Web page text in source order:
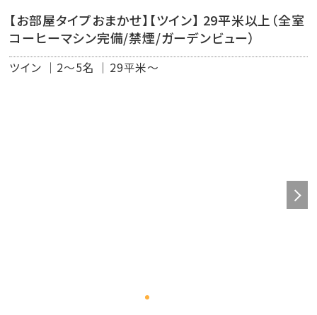
ゃん用ダストBOX、ダストBOXビニール袋
ワンちゃん用うんち回収袋、ビニール手袋、ティッシュ、食
器、トイレトレー、ワンちゃん用カゴ
粘着テープ（大・小）、スコップ
・基本料金にワンちゃん1匹分のご宿泊料金が含まれており
【お部屋タイプおまかせ】【ツイン】 29平米以上（全室
コーヒーマシン完備/禁煙/ガーデンビュー）
ツイン 2～5名 29平米～